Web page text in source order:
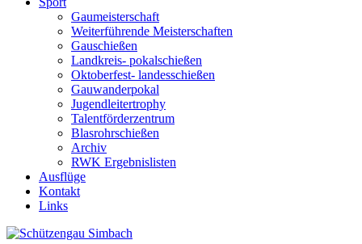
Gaumeisterschaft
Weiterführende Meisterschaften
Gauschießen
Landkreis- pokalschießen
Oktoberfest- landesschießen
Gauwanderpokal
Jugendleitertrophy
Talentförderzentrum
Blasrohrschießen
Archiv
RWK Ergebnislisten
Ausflüge
Kontakt
Links